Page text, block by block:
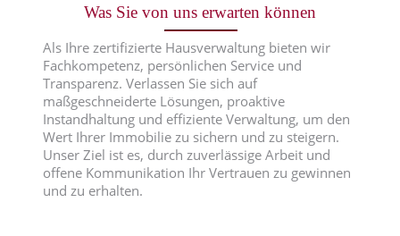
Was Sie von uns erwarten können
Als Ihre zertifizierte Hausverwaltung bieten wir
Fachkompetenz, persönlichen Service und
Transparenz. Verlassen Sie sich auf
maßgeschneiderte Lösungen, proaktive
Instandhaltung und effiziente Verwaltung, um den
Wert Ihrer Immobilie zu sichern und zu steigern.
Unser Ziel ist es, durch zuverlässige Arbeit und
offene Kommunikation Ihr Vertrauen zu gewinnen
und zu erhalten.